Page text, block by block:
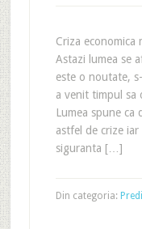
Criza
Astazi lumea se
este o noutate,
a venit timpul sa
Lumea spune
astfel de crize
siguranta […]
Din categoria: